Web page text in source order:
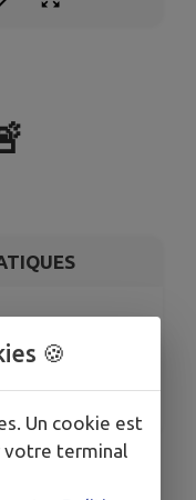
🍪
Un cookie est
votre terminal